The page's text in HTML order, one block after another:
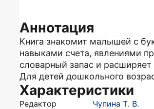
Аннотация
Книга знакомит малышей с
навыками счета, явлениями
словарный запас и расширяет
Для детей дошкольного
Характеристики
Редактор
Чупина Т. В.